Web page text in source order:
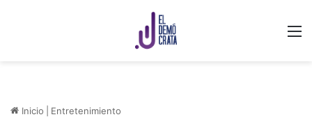
Inicio Entretenimiento